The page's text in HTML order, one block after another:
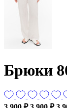
Брюки